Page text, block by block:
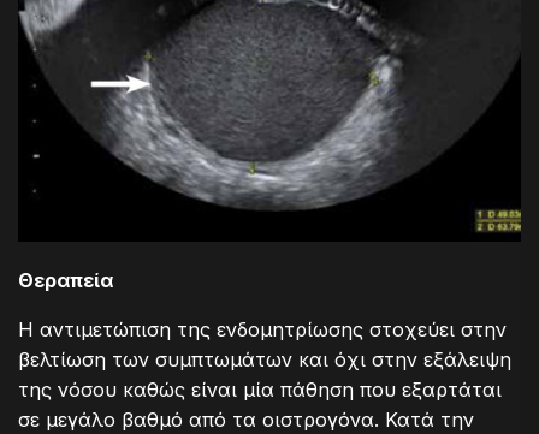
Θεραπεία
Η αντιμετώπιση της ενδομητρίωσης στοχεύει στην
βελτίωση των συμπτωμάτων και όχι στην εξάλειψη
της νόσου καθώς είναι μία πάθηση που εξαρτάται
σε μεγάλο βαθμό από τα οιστρογόνα. Κατά την